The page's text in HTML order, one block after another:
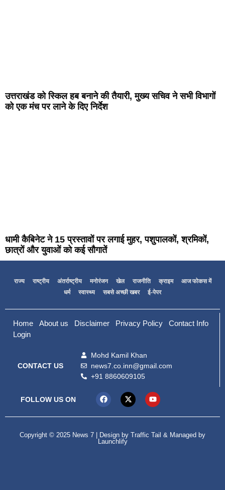
उत्तराखंड को स्किल हब बनाने की तैयारी, मुख्य सचिव ने सभी विभागों
को एक मंच पर लाने के दिए निर्देश
धामी कैबिनेट ने 15 प्रस्तावों पर लगाई मुहर, पशुपालकों, श्रमिकों,
छात्रों और युवाओं को कई सौगातें
राज्य राष्ट्रीय अंतर्राष्ट्रीय मनोरंजन खेल राजनीति क्राइम
आज फोकस में
धर्म
स्वास्थ्य सबसे अच्छी खबर ई-पेपर
Home About us Disclaimer Privacy Policy
Contact Info
Login
CONTACT US
Mohd Kamil Khan
news7.co.inn@gmail.com
+91 8860609105
FOLLOW US ON
Copyright © 2025 News 7 | Design by Traffic Tail & Managed by
Launchlify